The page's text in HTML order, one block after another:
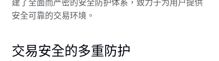
建了全面而严密的安全防护体系，致力于为用户提供
安全可靠的交易环境。
交易安全的多重防护